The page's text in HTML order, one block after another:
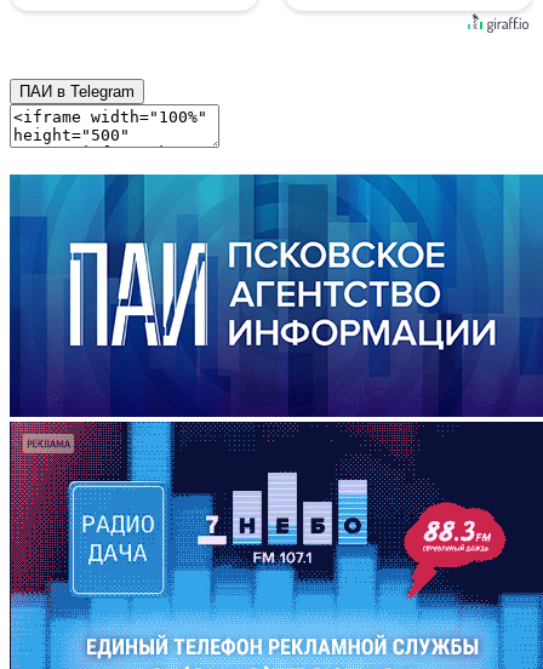
ПАИ в Telegram